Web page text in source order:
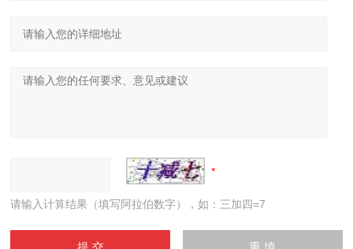
请输入计算结果（填写阿拉伯数字），如：三加四=7